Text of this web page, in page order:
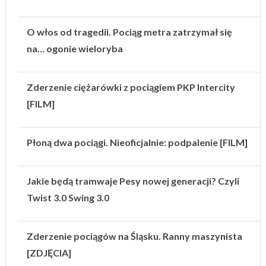
O włos od tragedii. Pociąg metra zatrzymał się
na… ogonie wieloryba
Zderzenie ciężarówki z pociągiem PKP Intercity
[FILM]
Płoną dwa pociągi. Nieoficjalnie: podpalenie [FILM]
Jakie będą tramwaje Pesy nowej generacji? Czyli
Twist 3.0 Swing 3.0
Zderzenie pociągów na Śląsku. Ranny maszynista
[ZDJĘCIA]